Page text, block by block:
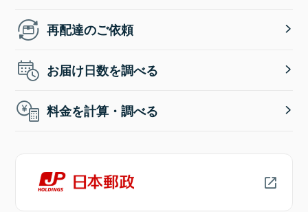
再配達のご依頼
お届け日数を調べる
料金を計算・調べる